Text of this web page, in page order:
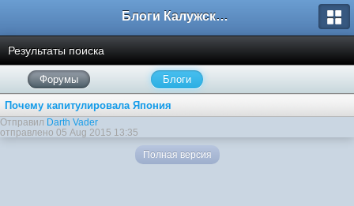
Блоги Калужского перекрестка
Результаты поиска
Форумы Блоги
Почему капитулировала Япония
Отправил Darth Vader
отправлено 05 Aug 2015 13:35
Полная версия